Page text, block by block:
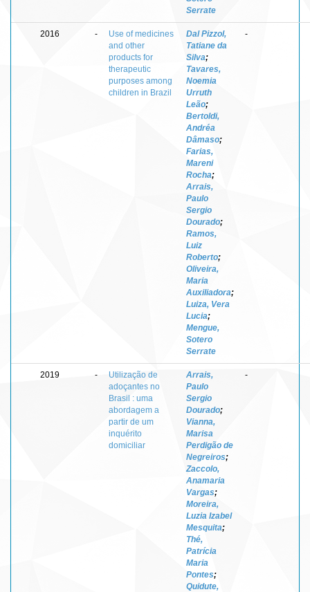
Serrate
2016 -
Use of medicines
and other
products for
therapeutic
purposes among
children in Brazil
Dal Pizzol,
Tatiane da
Silva;
Tavares,
Noemia
Urruth
Leão;
Bertoldi,
Andréa
Dâmaso;
Farias,
Mareni
Rocha;
Arrais,
Paulo
Sergio
Dourado;
Ramos,
Luiz
Roberto;
Oliveira,
Maria
Auxiliadora;
Luiza, Vera
Lucia;
Mengue,
Sotero
Serrate
-
2019 -
Utilização de
adoçantes no
Brasil : uma
abordagem a
partir de um
inquérito
domiciliar
Arrais,
Paulo
Sergio
Dourado;
Vianna,
Marisa
Perdigão de
Negreiros;
Zaccolo,
Anamaria
Vargas;
Moreira,
Luzia Izabel
Mesquita;
Thé,
Patrícia
Maria
Pontes;
Quidute,
-